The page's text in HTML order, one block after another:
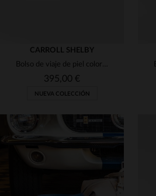
CARROLL SHELBY
Bolso de viaje de piel color crudo con el logotipo de Shelby
395,00 €
NUEVA COLECCIÓN